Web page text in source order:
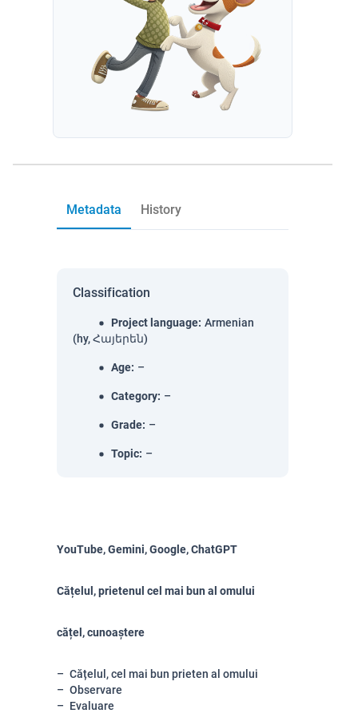
Metadata History
Classification
Project language: Armenian
(hy, Հայերեն)
Age: –
Category: –
Grade: –
Topic: –
YouTube, Gemini, Google, ChatGPT
Cățelul, prietenul cel mai bun al omului
cățel, cunoaștere
Cățelul, cel mai bun prieten al omului
Observare
Evaluare